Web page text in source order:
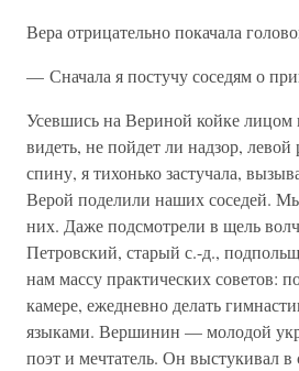
Вера отрицательно покачала
— Сначала я постучу соседям о
Усевшись на Вериной койке лицом
видеть, не пойдет ли надзор, левой
спину, я тихонько застучала,
Верой поделили наших соседей.
них. Даже подсмотрели в щель
Петровский, старый с.-д.,
нам массу практических советов:
камере, ежедневно делать
языками. Вершинин — молодой
поэт и мечтатель. Он выстукивал